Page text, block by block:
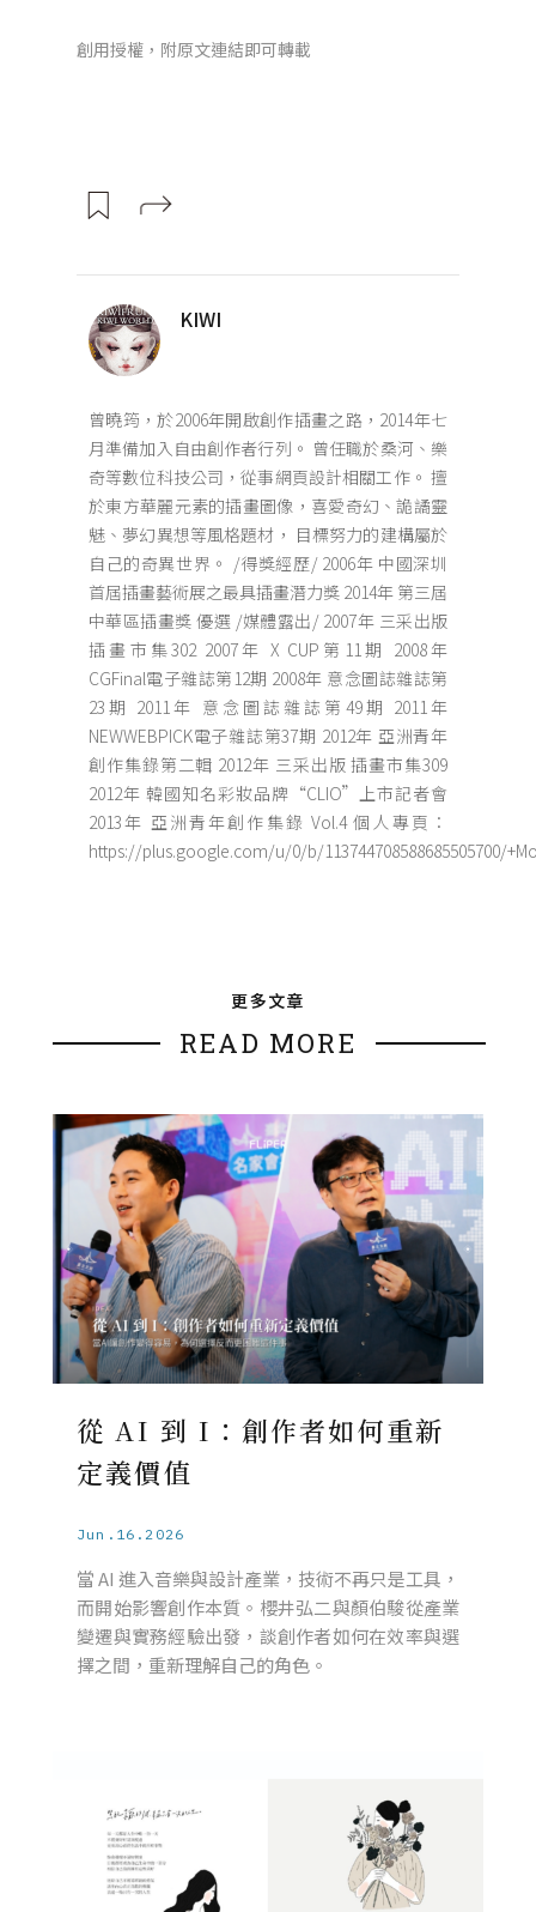
創用授權，附原文連結即可轉載
KIWI
曾曉筠，於2006年開啟創作插畫之路，2014年七
月準備加入自由創作者行列。 曾任職於桑河、樂
奇等數位科技公司，從事網頁設計相關工作。 擅
於東方華麗元素的插畫圖像，喜愛奇幻、詭譎靈
魅、夢幻異想等風格題材， 目標努力的建構屬於
自己的奇異世界。 /得獎經歷/ 2006年 中國深圳
首屆插畫藝術展之最具插畫潛力獎 2014年 第三屆
中華區插畫獎 優選 /媒體露出/ 2007年 三采出版
插畫市集302 2007年 X CUP第11期 2008年
CGFinal電子雜誌第12期 2008年 意念圖誌雜誌第
23期 2011年 意念圖誌雜誌第49期 2011年
NEWWEBPICK電子雜誌第37期 2012年 亞洲青年
創作集錄第二輯 2012年 三采出版 插畫市集309
2012年 韓國知名彩妝品牌“CLIO”上市記者會
2013年 亞洲青年創作集錄 Vol.4 個人專頁：
https://plus.google.com/u/0/b/113744708588685505700/
更多文章
READ MORE
從 AI 到 I：創作者如何重新
定義價值
Jun.16.2026
當 AI 進入音樂與設計產業，技術不再只是工具，
而開始影響創作本質。櫻井弘二與顏伯駿從產業
變遷與實務經驗出發，談創作者如何在效率與選
擇之間，重新理解自己的角色。